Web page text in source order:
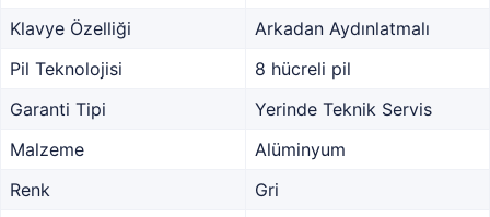
Klavye Özelliği
Arkadan Aydınlatmalı
Pil Teknolojisi
8 hücreli pil
Garanti Tipi
Yerinde Teknik Servis
Malzeme
Alüminyum
Renk
Gri